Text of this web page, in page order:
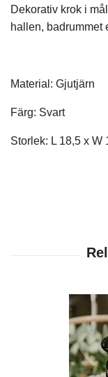
Dekorativ krok i
hallen, badrummet
Material: Gjutjärn
Färg: Svart
Storlek: L 18,5 x W